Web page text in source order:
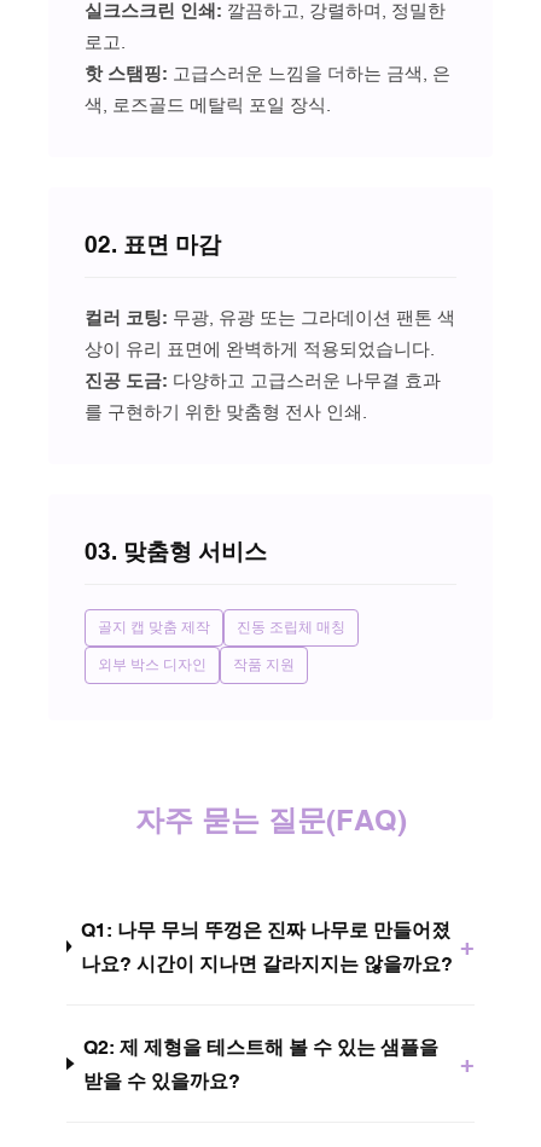
실크스크린 인쇄: 깔끔하고, 강렬하며, 정밀한
로고.
핫 스탬핑: 고급스러운 느낌을 더하는 금색, 은
색, 로즈골드 메탈릭 포일 장식.
02. 표면 마감
컬러 코팅: 무광, 유광 또는 그라데이션 팬톤 색
상이 유리 표면에 완벽하게 적용되었습니다.
진공 도금: 다양하고 고급스러운 나무결 효과
를 구현하기 위한 맞춤형 전사 인쇄.
03. 맞춤형 서비스
골지 캡 맞춤 제작 진동 조립체 매칭
외부 박스 디자인 작품 지원
자주 묻는 질문(FAQ)
Q1: 나무 무늬 뚜껑은 진짜 나무로 만들어졌
나요? 시간이 지나면 갈라지지는 않을까요?
+
Q2: 제 제형을 테스트해 볼 수 있는 샘플을
받을 수 있을까요?
+